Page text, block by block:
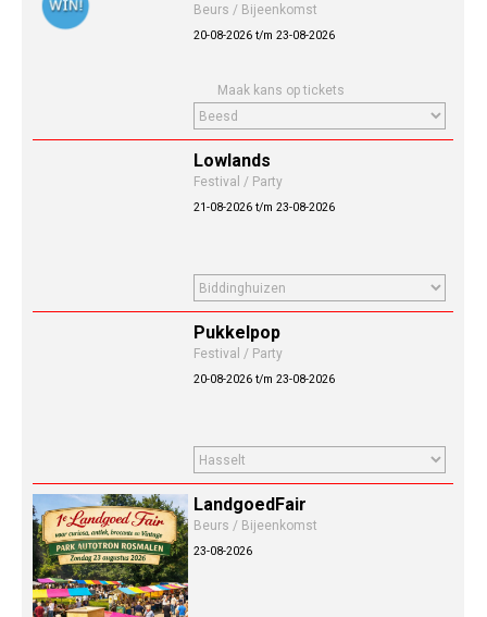
Beurs / Bijeenkomst
20-08-2026 t/m 23-08-2026
Maak kans op tickets
Lowlands
Festival / Party
21-08-2026 t/m 23-08-2026
Pukkelpop
Festival / Party
20-08-2026 t/m 23-08-2026
LandgoedFair
Beurs / Bijeenkomst
23-08-2026